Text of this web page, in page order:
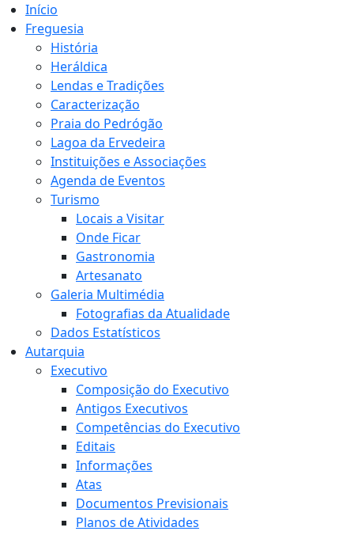
Início
Freguesia
História
Heráldica
Lendas e Tradições
Caracterização
Praia do Pedrógão
Lagoa da Ervedeira
Instituições e Associações
Agenda de Eventos
Turismo
Locais a Visitar
Onde Ficar
Gastronomia
Artesanato
Galeria Multimédia
Fotografias da Atualidade
Dados Estatísticos
Autarquia
Executivo
Composição do Executivo
Antigos Executivos
Competências do Executivo
Editais
Informações
Atas
Documentos Previsionais
Planos de Atividades